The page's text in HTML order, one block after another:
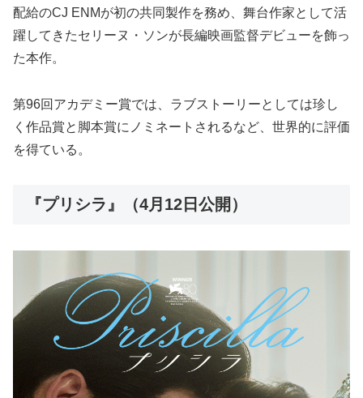
配給のCJ ENMが初の共同製作を務め、舞台作家として活
躍してきたセリーヌ・ソンが⻑編映画監督デビューを飾っ
た本作。
第96回アカデミー賞では、ラブストーリーとしては珍し
く作品賞と脚本賞にノミネートされるなど、世界的に評価
を得ている。
『プリシラ』（4月12日公開）